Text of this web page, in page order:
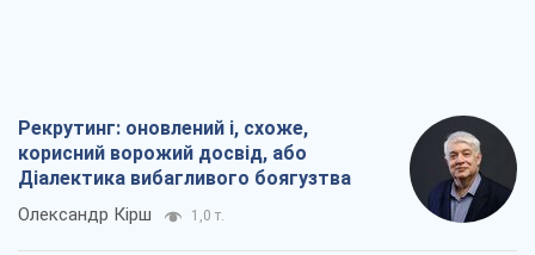
Рекрутинг: оновлений і, схоже,
корисний ворожий досвід, або
Діалектика вибагливого боягузтва
Олександр Кірш 1,0 т.